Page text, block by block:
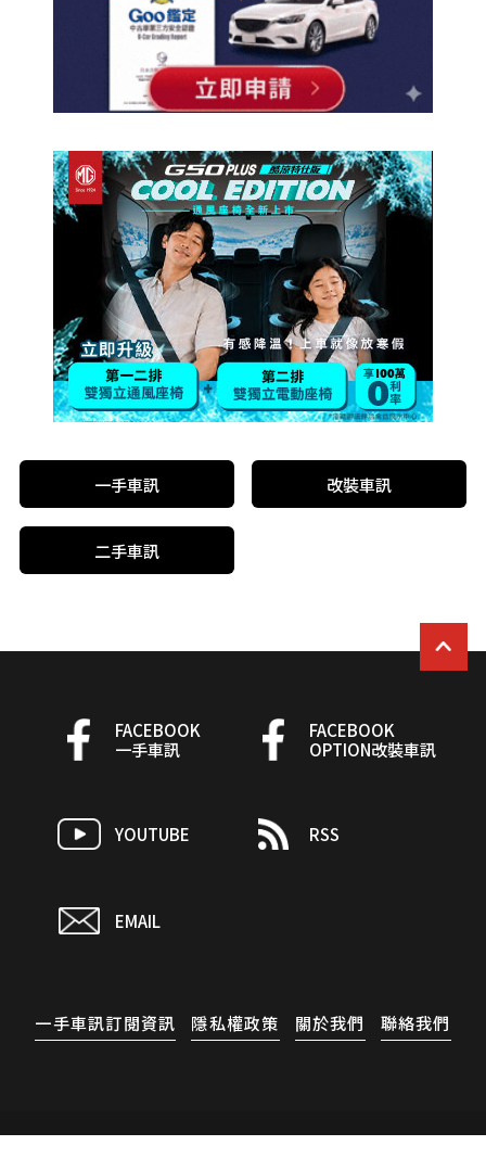
一手車訊 改裝車訊
二手車訊
FACEBOOK
一手車訊
FACEBOOK
OPTION改裝車訊
YOUTUBE RSS
EMAIL
一手車訊訂閱資訊 隱私權政策 關於我們 聯絡我們